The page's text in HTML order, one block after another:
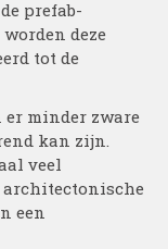
prefab-
deze
tot de
minder zware
kan zijn.
veel
een